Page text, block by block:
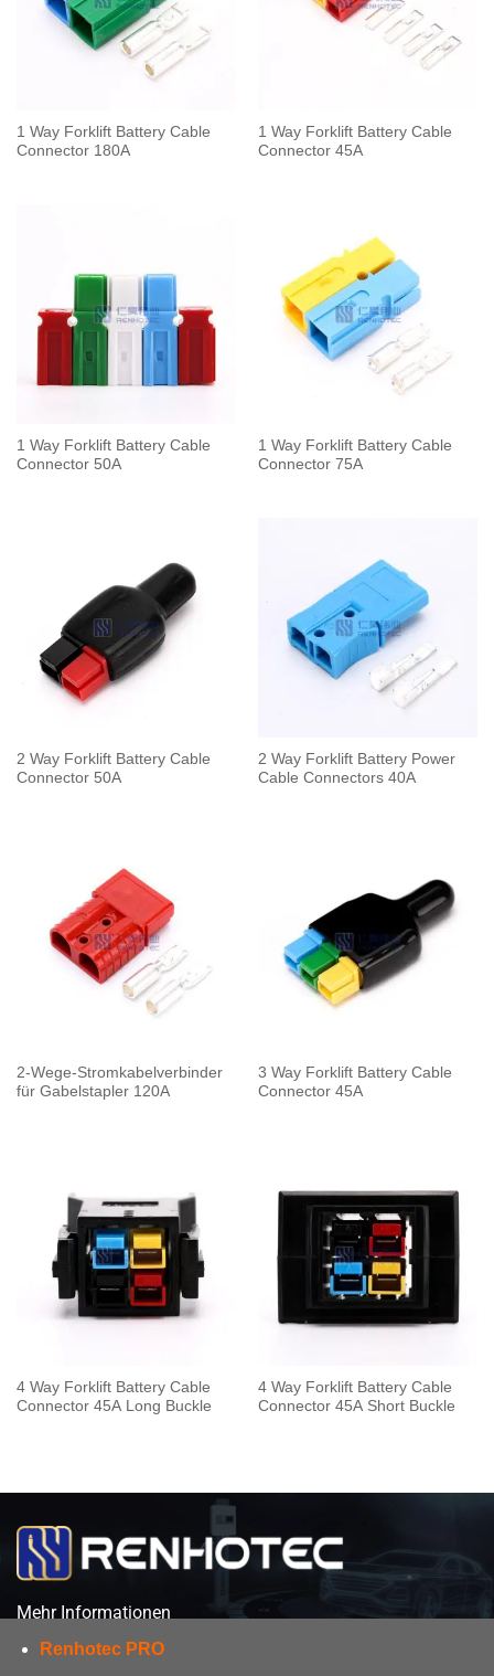
1 Way Forklift Battery Cable
Connector 180A
1 Way Forklift Battery Cable
Connector 45A
1 Way Forklift Battery Cable
Connector 50A
1 Way Forklift Battery Cable
Connector 75A
2 Way Forklift Battery Cable
Connector 50A
2 Way Forklift Battery Power
Cable Connectors 40A
2-Wege-Stromkabelverbinder
für Gabelstapler 120A
3 Way Forklift Battery Cable
Connector 45A
4 Way Forklift Battery Cable
Connector 45A Long Buckle
4 Way Forklift Battery Cable
Connector 45A Short Buckle
Mehr Informationen
Renhotec PRO